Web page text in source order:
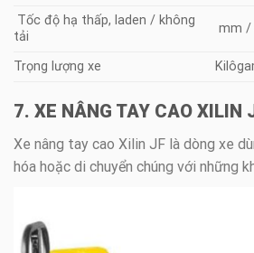
Tốc độ hạ thấp, laden / không
tải
mm /
Trọng lượng xe
7. XE NÂNG TAY CAO XILIN
Xe nâng tay cao Xilin JF là dòng xe
hóa hoặc di chuyển chúng với những